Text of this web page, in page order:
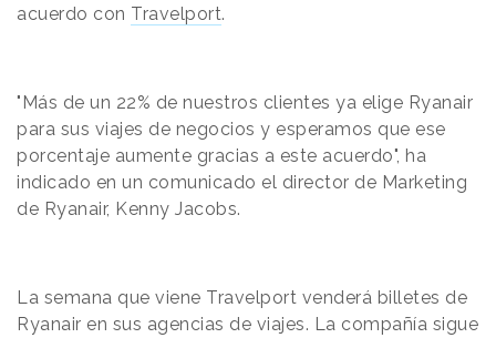
acuerdo con Travelport.
"Más de un 22% de nuestros clientes ya elige Ryanair
para sus viajes de negocios y esperamos que ese
porcentaje aumente gracias a este acuerdo", ha
indicado en un comunicado el director de Marketing
de Ryanair, Kenny Jacobs.
La semana que viene Travelport venderá billetes de
Ryanair en sus agencias de viajes. La compañía sigue